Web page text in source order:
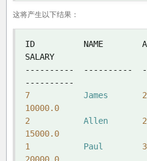
这将产生以下结果：
ID          NAME
----------
----------
----------
7
James
10000.0
2
Allen
15000.0
1
Paul